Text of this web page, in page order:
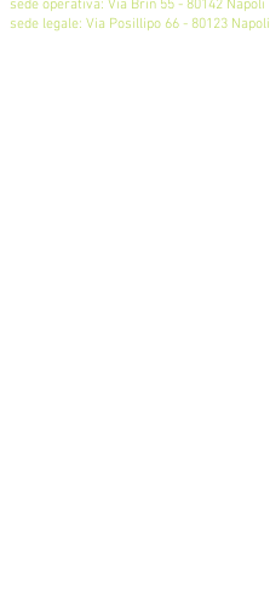
sede operativa: Via Brin 55 - 80142 Napoli
sede legale: Via Posillipo 66 - 80123 Napoli